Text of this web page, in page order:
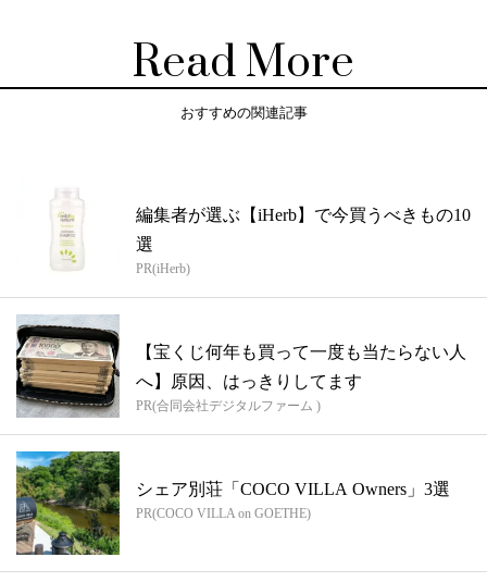
Read More
おすすめの関連記事
編集者が選ぶ【iHerb】で今買うべきもの10
選
PR(iHerb)
【宝くじ何年も買って一度も当たらない人
へ】原因、はっきりしてます
PR(合同会社デジタルファーム )
シェア別荘「COCO VILLA Owners」3選
PR(COCO VILLA on GOETHE)